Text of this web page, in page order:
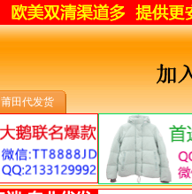
莆田代发货